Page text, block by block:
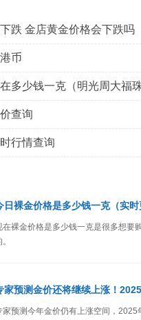
跌 金店黄金价格会下跌吗
币
多少钱一克（明光周大福珠
查询
行情查询
日裸金价格是多少钱一克（实时
在裸金价格是多少钱一克是很多想要
家预测金价还将继续上涨！
家预测今年金价仍有上涨空间，